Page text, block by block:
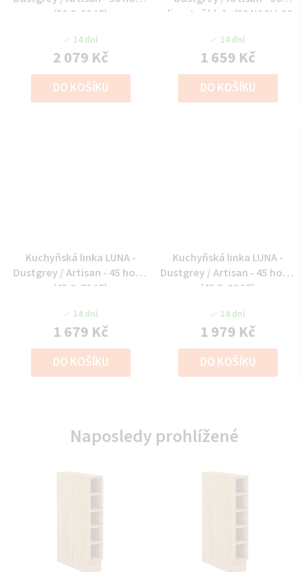
(50 G-90 1F)
14 dní
2 079 Kč
DO KOŠÍKU
digestoř hlub. (50 NAGU-36
14 dní
1 659 Kč
DO KOŠÍKU
Kuchyňská linka LUNA -
Dustgrey / Artisan - 45 horní
(45 G-72 1F)
14 dní
1 679 Kč
DO KOŠÍKU
Kuchyňská linka LUNA -
Dustgrey / Artisan - 45 horní
(45 G-90 1F)
14 dní
1 979 Kč
DO KOŠÍKU
Naposledy prohlížené